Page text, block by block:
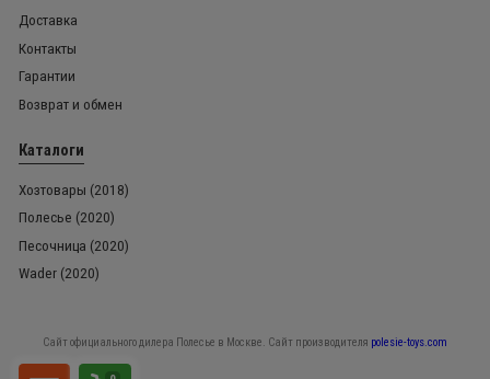
Доставка
Контакты
Гарантии
Возврат и обмен
Каталоги
Хозтовары (2018)
Полесье (2020)
Песочница (2020)
Wader (2020)
Сайт официального дилера Полесье в Москве. Сайт производителя polesie-toys.com